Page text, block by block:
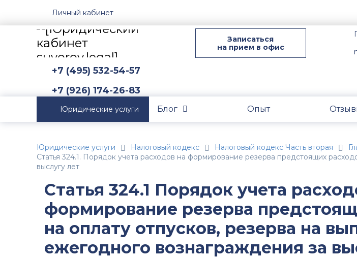
Личный кабинет
Записаться
на прием в офис
+7 (495) 532-54-57
+7 (926) 174-26-83
Юридические услуги Блог Опыт
Юридические услуги Налоговый кодекс Налоговый кодекс Часть вторая
Статья 324.1. Порядок учета расходов на формирование резерва предстоящих
выслугу лет
Статья 324.1 Порядок учета
формирование резерва
на оплату отпусков, резерва на
ежегодного вознаграждения за